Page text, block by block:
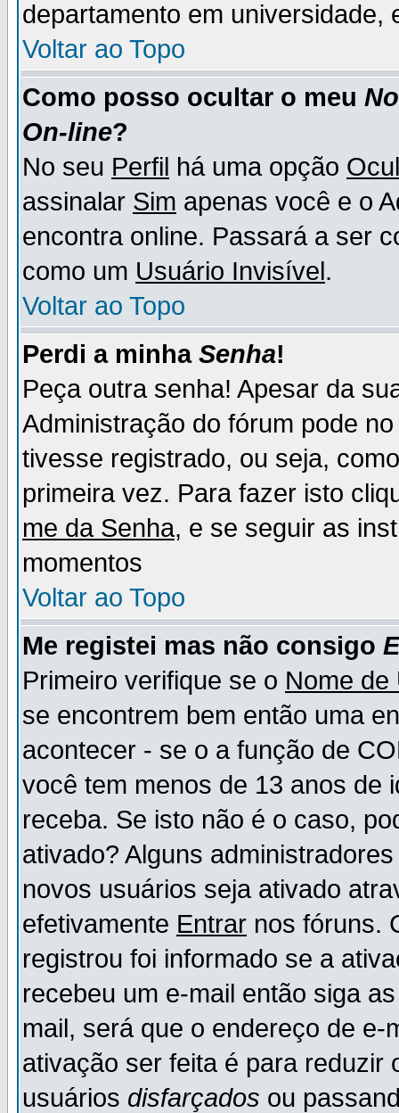
departamento em universidade,
Voltar ao Topo
Como posso ocultar o meu
On-line?
No seu Perfil há uma opção
assinalar Sim apenas você e o
encontra online. Passará a ser
como um Usuário Invisível.
Voltar ao Topo
Perdi a minha Senha!
Peça outra senha! Apesar da
Administração do fórum pode
tivesse registrado, ou seja,
primeira vez. Para fazer isto
me da Senha, e se seguir as
momentos
Voltar ao Topo
Me registei mas não consigo
Primeiro verifique se o Nome de
se encontrem bem então uma
acontecer - se o a função de
você tem menos de 13 anos de
receba. Se isto não é o caso,
ativado? Alguns
novos usuários seja ativado
efetivamente Entrar nos fóruns.
registrou foi informado se a
recebeu um e-mail então siga
mail, será que o endereço de
ativação ser feita é para reduzir
usuários disfarçados ou